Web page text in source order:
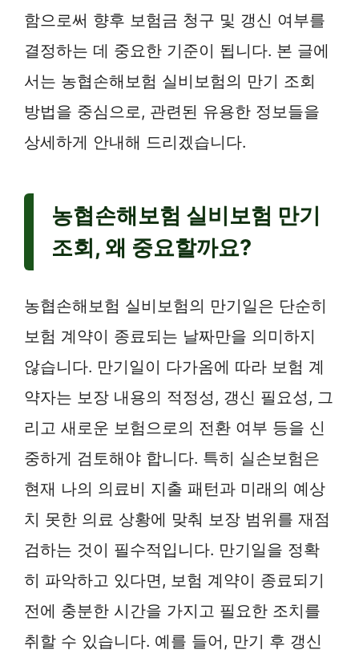
함으로써 향후 보험금 청구 및 갱신 여부를
결정하는 데 중요한 기준이 됩니다. 본 글에
서는 농협손해보험 실비보험의 만기 조회
방법을 중심으로, 관련된 유용한 정보들을
상세하게 안내해 드리겠습니다.
농협손해보험 실비보험 만기
조회, 왜 중요할까요?
농협손해보험 실비보험의 만기일은 단순히
보험 계약이 종료되는 날짜만을 의미하지
않습니다. 만기일이 다가옴에 따라 보험 계
약자는 보장 내용의 적정성, 갱신 필요성, 그
리고 새로운 보험으로의 전환 여부 등을 신
중하게 검토해야 합니다. 특히 실손보험은
현재 나의 의료비 지출 패턴과 미래의 예상
치 못한 의료 상황에 맞춰 보장 범위를 재점
검하는 것이 필수적입니다. 만기일을 정확
히 파악하고 있다면, 보험 계약이 종료되기
전에 충분한 시간을 가지고 필요한 조치를
취할 수 있습니다. 예를 들어, 만기 후 갱신